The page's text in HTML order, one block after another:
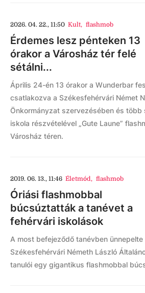
2026. 04. 22., 11:50 Kult, flashmob
Érdemes lesz pénteken 13
órakor a Városház tér felé
sétálni...
Április 24-én 13 órakor a Wunderbar
csatlakozva a Székesfehérvári Német
Önkormányzat szervezésében és több
iskola részvételével „Gute Laune”
Városház téren.
2019. 06. 13., 11:46 Életmód, flashmob
Óriási flashmobbal
búcsúztatták a tanévet a
fehérvári iskolások
A most befejeződő tanévben
Székesfehérvári Németh László
tanulói egy gigantikus flashmobbal